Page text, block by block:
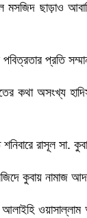
মসজিদ ছাড়াও
পবিত্রতার প্রতি
কথা অসংখ্য
রাসূল সা.
কুবায় নামাজ